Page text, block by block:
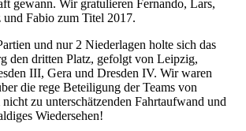
gewann. Wir gratulieren Fernando, Lars,
Fabio zum Titel 2017.
und nur 2 Niederlagen holte sich das
den dritten Platz, gefolgt von Leipzig,
III, Gera und Dresden IV. Wir waren
die rege Beteiligung der Teams von
zu unterschätzenden Fahrtaufwand und
Wiedersehen!